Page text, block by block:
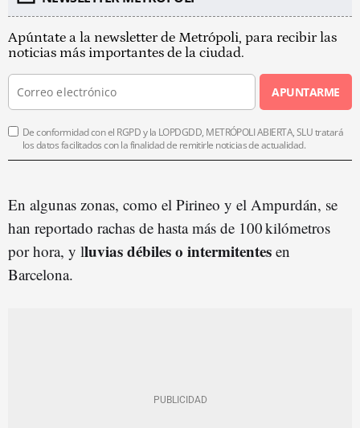
Apúntate a la newsletter de Metrópoli, para recibir las
noticias más importantes de la ciudad.
APUNTARME
De conformidad con el RGPD y la LOPDGDD, METRÓPOLI ABIERTA, SLU tratará
los datos facilitados con la finalidad de remitirle noticias de actualidad.
En algunas zonas, como el Pirineo y el Ampurdán, se
han reportado rachas de hasta más de 100 kilómetros
por hora, y lluvias débiles o intermitentes en
Barcelona.